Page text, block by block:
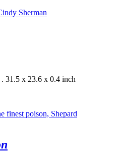
31.5 x 23.6 x 0.4 inch